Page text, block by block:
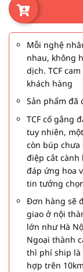
Mỗi nghệ
nhau, không
dịch. TCF
khách hàng
Sản phẩm đã
TCF cố gắng
tuy nhiên,
còn búp chưa
điệp cắt cành
đáp ứng hoa
tin tưởng
Đơn hàng sẽ
giao ở nội
lớn như Hà
Ngoại thành
thì phí ship là
hợp trên